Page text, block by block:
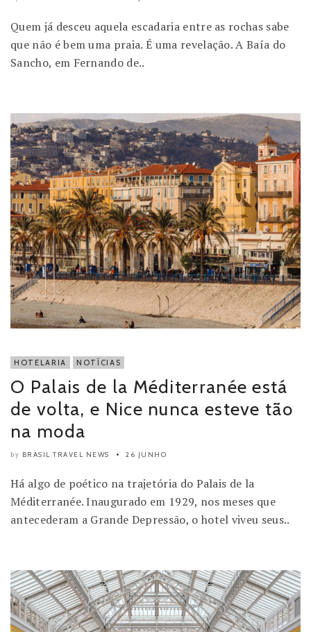
Quem já desceu aquela escadaria entre as rochas sabe
que não é bem uma praia. É uma revelação. A Baía do
Sancho, em Fernando de..
HOTELARIA NOTÍCIAS
O Palais de la Méditerranée está
de volta, e Nice nunca esteve tão
na moda
by BRASIL TRAVEL NEWS 26 JUNHO
Há algo de poético na trajetória do Palais de la
Méditerranée. Inaugurado em 1929, nos meses que
antecederam a Grande Depressão, o hotel viveu seus..